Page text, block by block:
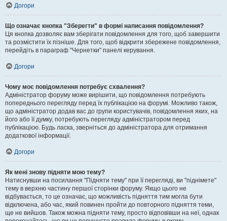
Догори
Що означає кнопка "Зберегти" в формі написання повідомлення?
Ця кнопка дозволяє вам зберігати повідомлення для того, щоб завершити
та розмістити їх пізніше. Для того, щоб відкрити збережене повідомлення,
перейдіть в параграф "Чернетки" панелі керування.
Догори
Чому моє повідомлення потребує схвалення?
Адміністратор форуму може вирішити, що повідомлення потребують
попереднього перегляду перед їх публікацією на форумі. Можливо також,
що адміністратор додав вас до групи користувачів, повідомлення яких, на
його або її думку, потребують перегляду адміністратором перед
публікацією. Будь ласка, зверніться до адміністратора для отримання
додаткової інформації.
Догори
Як мені знову підняти мою тему?
Натиснувши на посилання "Підняти тему" при її перегляді, ви "піднімете"
тему в верхню частину першої сторінки форуму. Якщо цього не
відбувається, то це означає, що можливість підняття тим могла бути
відключена, або час, який повинен пройти до повторного підняття теми,
ще не вийшов. Також можна підняти тему, просто відповівши на неї, однак